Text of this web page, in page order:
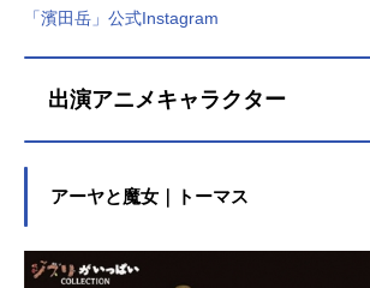
「濱田岳」公式Instagram
出演アニメキャラクター
アーヤと魔女｜トーマス